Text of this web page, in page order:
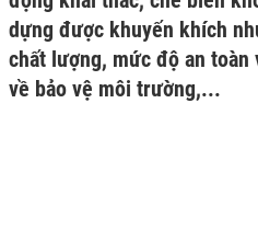
dựng được khuyến khích
chất lượng, mức độ an toàn
về bảo vệ môi trường,...